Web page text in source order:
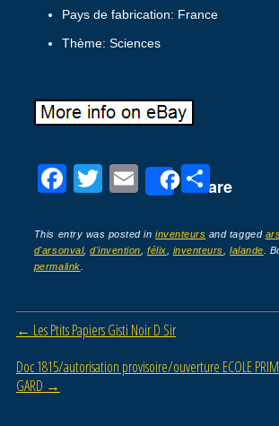
Pays de fabrication: France
Thème: Sciences
F
c
e
o
k
T
tt
er
E
ail
Share
P
ta
g
This entry was posted ininventeurs and tagged
d'arsonval,d'invention ,félix inventeurs ,lalande .
permalink
Post navigation
← Les Ptits Papiers Gisti Noir D Sir
Doc 1815/autorisation provisoire/ouverture ECOLE
GARD →